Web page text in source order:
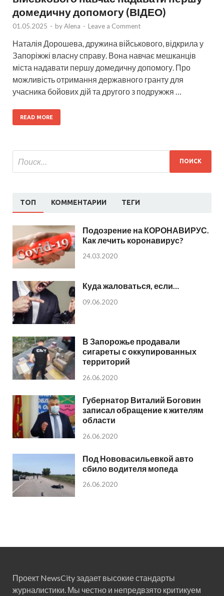
домедичну допомогу (ВІДЕО)
01.05.2025 - byAlena - Leave a Comment
Наталія Дорошева, дружина військового, відкрила у
Запоріжжі власну справу. Вона навчає мешканців
міста надавати першу домедичну допомогу. Про
можливість отримання державного гранту для
учасника бойових дій та другого з подружжя …
READ MORE
ТОП КОММЕНТАРИИ ТЕГИ
Подозрение на КОРОНАВИРУС.
Как лечить коронавирус?
24.03.2020
Куда жаловаться, если…
09.06.2020
В Запорожье продавали
сигареты с оккупированных
территорий
26.06.2020
Губернатор Виталий Боговин
записал обращение к жителям
области
26.06.2020
Под Нововасильевкой авто
сбило водителя мопеда
26.06.2020
Проект NewsCity задает высокие стандарты
журналистики. Мы честно и непредвзято критикуем